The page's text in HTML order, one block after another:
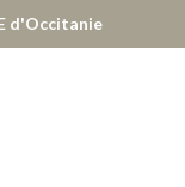
d'Occitanie